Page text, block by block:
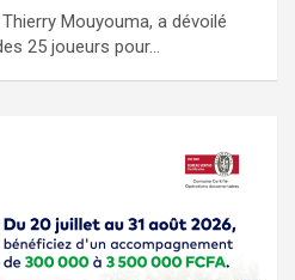
Mouyouma, a dévoilé
25 joueurs pour…